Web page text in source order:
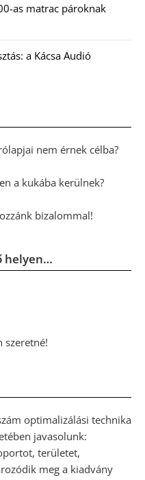
as matrac pároknak
a Kácsa Audió
nem érnek célba?
a kukába kerülnek?
bizalommal!
helyen…
szeretné!
optimalizálási technika
javasolunk:
területet,
meg a kiadvány